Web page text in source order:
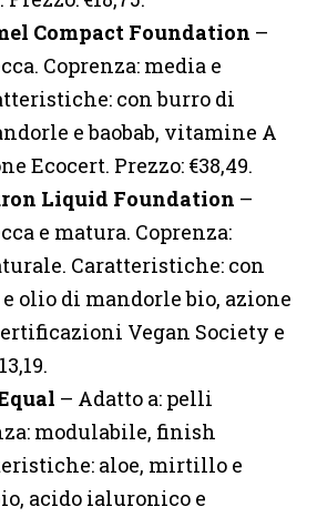
Compact Foundation –
Coprenza: media e
con burro di
e baobab, vitamine A
Ecocert. Prezzo: €38,49.
Liquid Foundation –
e matura. Coprenza:
Caratteristiche: con
olio di mandorle bio, azione
Vegan Society e
– Adatto a: pelli
modulabile, finish
aloe, mirtillo e
acido ialuronico e